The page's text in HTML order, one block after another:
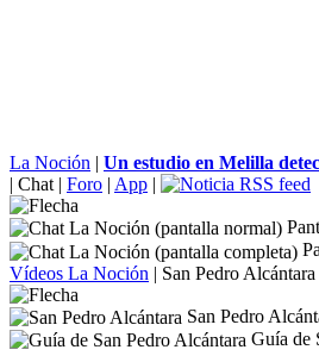
La Noción | Un estudio en Melilla
| Chat | Foro | App |
Vídeos La Noción | San Pedro Alcántara
San Pedro
Guía de